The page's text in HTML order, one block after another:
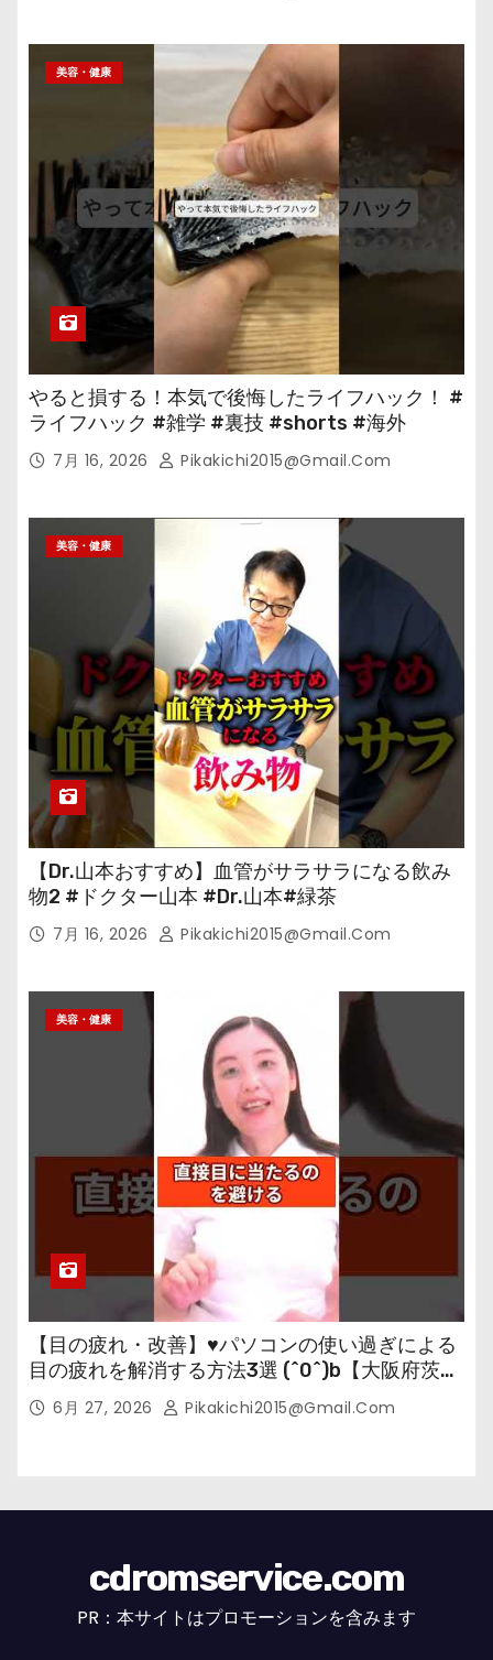
美容・健康
やると損する！本気で後悔したライフハック！ #
ライフハック #雑学 #裏技 #shorts #海外
7月 16, 2026 Pikakichi2015@gmail.com
美容・健康
【Dr.山本おすすめ】血管がサラサラになる飲み
物2 #ドクター山本 #Dr.山本#緑茶
7月 16, 2026 Pikakichi2015@gmail.com
美容・健康
【目の疲れ・改善】♥パソコンの使い過ぎによる
目の疲れを解消する方法3選 (^0^)b【大阪府茨木
市の女性・美容鍼灸・整体師が教えます。】
6月 27, 2026 Pikakichi2015@gmail.com
cdromservice.com
PR：本サイトはプロモーションを含みます